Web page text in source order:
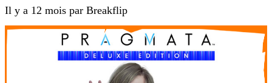
Il y a 12 mois par Breakflip